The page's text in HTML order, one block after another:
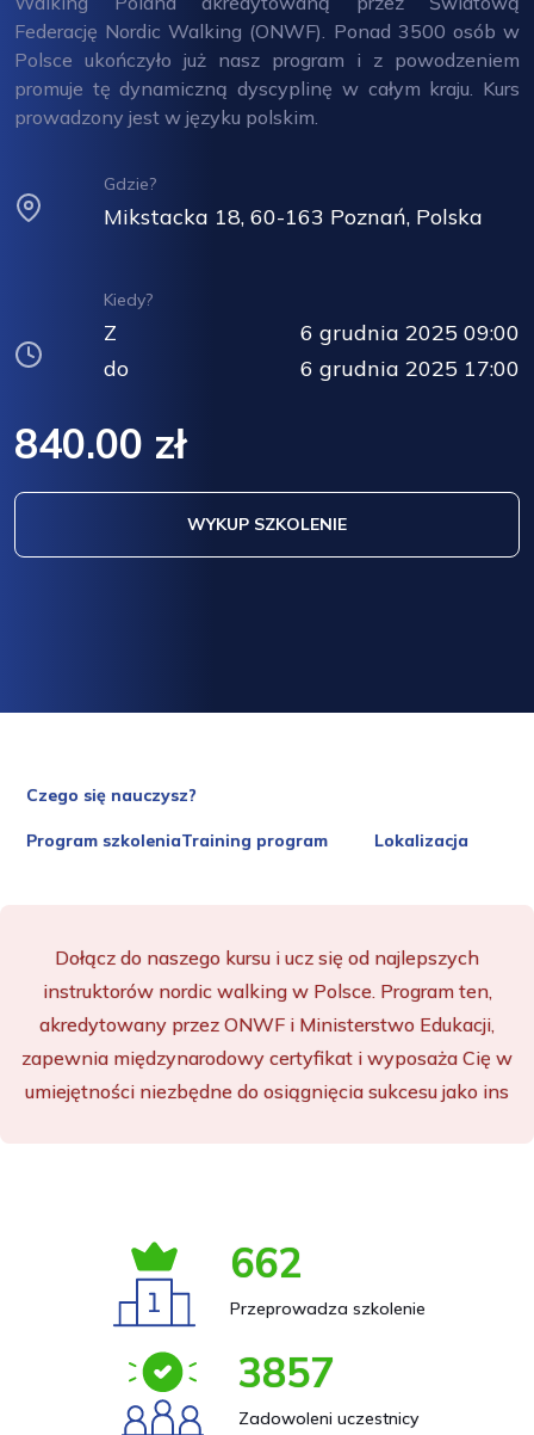
Federację Nordic Walking (ONWF). Ponad 3500 osób w
Polsce ukończyło już nasz program i z powodzeniem
promuje tę dynamiczną dyscyplinę w całym kraju. Kurs
prowadzony jest w języku polskim.
Gdzie?
Mikstacka 18, 60-163 Poznań, Polska
Kiedy?
Z
6 grudnia 2025 09:00
do
6 grudnia 2025 17:00
840.00 zł
WYKUP SZKOLENIE
Czego się nauczysz?
Program szkoleniaTraining program Lokalizacja
Dołącz do naszego kursu i ucz się od najlepszych
instruktorów nordic walking w Polsce. Program ten,
akredytowany przez ONWF i Ministerstwo Edukacji,
zapewnia międzynarodowy certyfikat i wyposaża Cię w
umiejętności niezbędne do osiągnięcia sukcesu jako ins
662
Przeprowadza szkolenie
3857
Zadowoleni uczestnicy